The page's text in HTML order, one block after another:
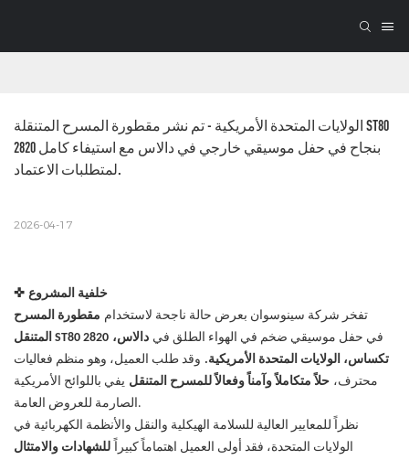
الولايات المتحدة الأمريكية - تم نشر مقطورة المسرح المتنقلة ST80
2820 بنجاح في حفل موسيقي خارجي في دالاس مع استيفاء كامل
لمتطلبات الاعتماد.
2026-04-17
✜ خلفية المشروع
تفخر شركة سينوسوان بعرض حالة ناجحة لاستخدام مقطورة المسرح
المتنقل ST80 2820
في حفل موسيقي ضخم في الهواء الطلق في دالاس،
تكساس، الولايات المتحدة الأمريكية. وقد طلب العميل، وهو منظم فعاليات
محترف، حلاً متكاملاً وآمناً وفعالاً للمسرح المتنقل يفي باللوائح الأمريكية
الصارمة للعروض العامة.
نظراً للمعايير العالية للسلامة الهيكلية والنقل والأنظمة الكهربائية في
الولايات المتحدة، فقد أولى العميل اهتماماً كبيراً للشهادات والامتثال